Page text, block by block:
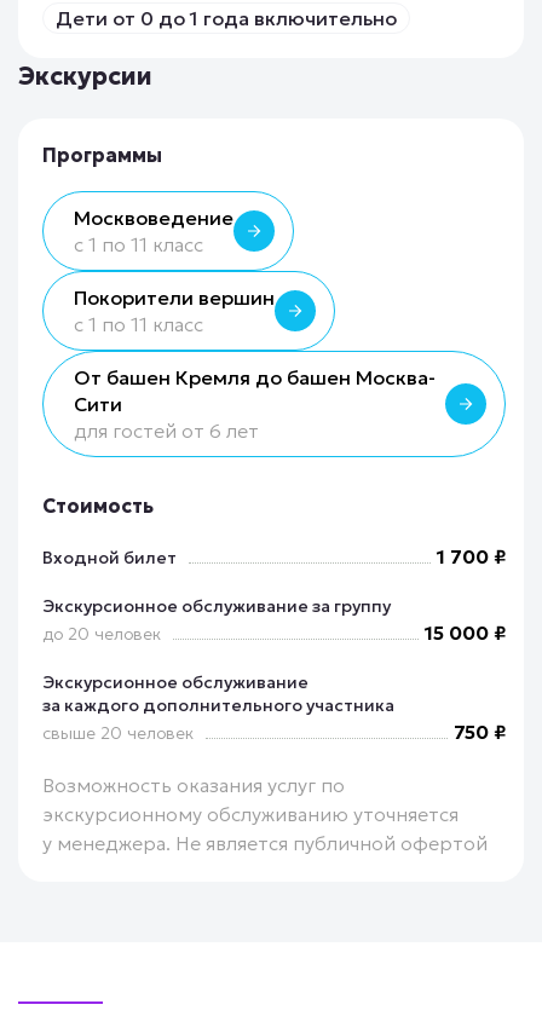
Дети от 0 до 1 года включительно
Экскурсии
Программы
Москвоведение
с 1 по 11 класс
Покорители вершин
с 1 по 11 класс
От башен Кремля до башен Москва-
Сити
для гостей от 6 лет
Стоимость
Входной билет 1 700 ₽
Экскурсионное обслуживание за группу
до 20 человек
15 000 ₽
Экскурсионное обслуживание
за каждого дополнительного участника
свыше 20 человек
750 ₽
Возможность оказания услуг по
экскурсионному обслуживанию уточняется
у менеджера. Не является публичной офертой